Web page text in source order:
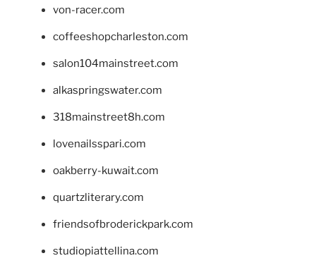
von-racer.com
coffeeshopcharleston.com
salon104mainstreet.com
alkaspringswater.com
318mainstreet8h.com
lovenailsspari.com
oakberry-kuwait.com
quartzliterary.com
friendsofbroderickpark.com
studiopiattellina.com